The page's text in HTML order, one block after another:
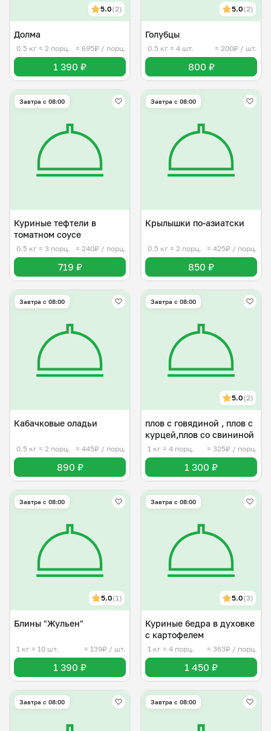
5.0(2)
Долма
0.5 кг ≈ 2 порц. ≈ 695₽ / порц.
1 390 ₽
5.0(2)
Голубцы
0.5 кг ≈ 4 шт. ≈ 200₽ / шт.
800 ₽
Завтра c 08:00
Куриные тефтели в
томатном соусе
0.5 кг ≈ 3 порц. ≈ 240₽ / порц.
719 ₽
Завтра c 08:00
Крылышки по-азиатски
0.5 кг ≈ 2 порц. ≈ 425₽ / порц.
850 ₽
Завтра c 08:00
Кабачковые оладьи
0.5 кг ≈ 2 порц. ≈ 445₽ / порц.
890 ₽
Завтра c 08:00
5.0(2)
плов с говядиной , плов с
курцей,плов со свининой
1 кг ≈ 4 порц. ≈ 325₽ / порц.
1 300 ₽
Завтра c 08:00
5.0(1)
Блины "Жульен"
1 кг ≈ 10 шт. ≈ 139₽ / шт.
1 390 ₽
Завтра c 08:00
5.0(3)
Куриные бедра в духовке
с картофелем
1 кг ≈ 4 порц. ≈ 363₽ / порц.
1 450 ₽
Завтра c 08:00 Завтра c 08:00